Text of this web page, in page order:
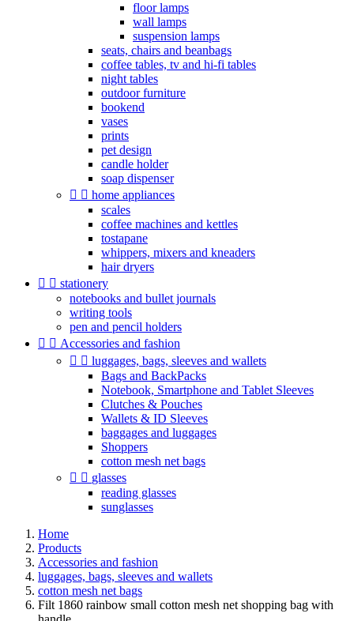
floor lamps
wall lamps
suspension lamps
seats, chairs and beanbags
coffee tables, tv and hi-fi tables
night tables
outdoor furniture
bookend
vases
prints
pet design
candle holder
soap dispenser
  home appliances
scales
coffee machines and kettles
tostapane
whippers, mixers and kneaders
hair dryers
  stationery
notebooks and bullet journals
writing tools
pen and pencil holders
  Accessories and fashion
  luggages, bags, sleeves and wallets
Bags and BackPacks
Notebook, Smartphone and Tablet Sleeves
Clutches & Pouches
Wallets & ID Sleeves
baggages and luggages
Shoppers
cotton mesh net bags
  glasses
reading glasses
sunglasses
Home
Products
Accessories and fashion
luggages, bags, sleeves and wallets
cotton mesh net bags
Filt 1860 rainbow small cotton mesh net shopping bag with